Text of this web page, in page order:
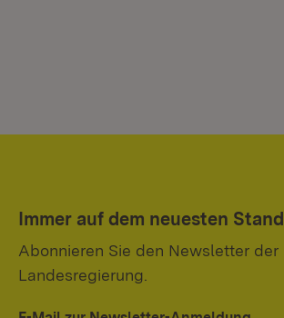
Immer auf dem neuesten Stand
Abonnieren Sie den Newsletter der
Landesregierung.